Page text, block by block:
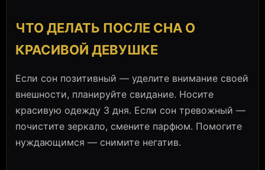
ЧТО ДЕЛАТЬ ПОСЛЕ СНА О
КРАСИВОЙ ДЕВУШКЕ
Если сон позитивный — уделите внимание своей
внешности, планируйте свидание. Носите
красивую одежду 3 дня. Если сон тревожный —
почистите зеркало, смените парфюм. Помогите
нуждающимся — снимите негатив.